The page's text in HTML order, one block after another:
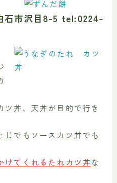
市沢目8-5 tel:0224-
ツ丼、天丼が目的で行き
じでもソースカツ丼でも
けてくれるたれカツ丼な